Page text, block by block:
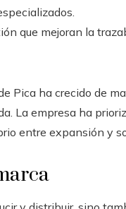
que mejoran la
Pica ha crecido de
La empresa ha
entre expansión y